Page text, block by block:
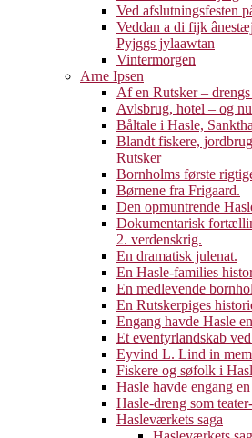
Ved afslutningsfesten
Veddan a di fijk
Pyjggs jylaawtan
Vintermorgen
Arne Ipsen
Af en Rutsker –
Avlsbrug, hotel – og
Båltale i Hasle,
Blandt fiskere,
Rutsker
Bornholms første
Børnene fra Frigaard.
Den opmuntrende
Dokumentarisk
2. verdenskrig.
En dramatisk julenat.
En Hasle-families
En medlevende
En Rutskerpiges
Engang havde Hasle
Et eventyrlandskab
Eyvind L. Lind in
Fiskere og søfolk i
Hasle havde engang
Hasle-dreng som
Hasleværkets saga